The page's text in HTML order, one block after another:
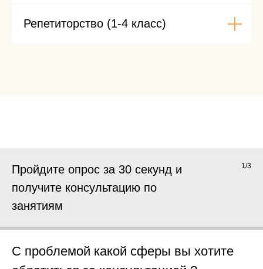
Репетиторство (1-4 класс)
Пройдите опрос за 30 секунд и
получите консультацию по
занятиям
1/3
С проблемой какой сферы вы хотите